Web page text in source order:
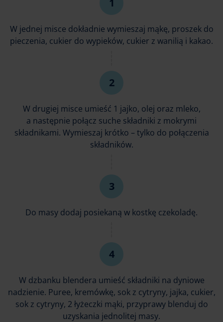
W jednej misce dokładnie wymieszaj mąkę, proszek do
pieczenia, cukier do wypieków, cukier z wanilią i kakao.
W drugiej misce umieść 1 jajko, olej oraz mleko,
a następnie połącz suche składniki z mokrymi
składnikami. Wymieszaj krótko – tylko do połączenia
składników.
Do masy dodaj posiekaną w kostkę czekoladę.
W dzbanku blendera umieść składniki na dyniowe
nadzienie. Puree, kremówkę, sok z cytryny, jajka, cukier,
sok z cytryny, 2 łyżeczki mąki, przyprawy blenduj do
uzyskania jednolitej masy.